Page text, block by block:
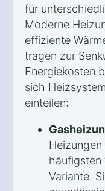
für
Moderne
effiziente
tragen zur
Energiekosten
sich
einteilen:
häufigsten
Variante.